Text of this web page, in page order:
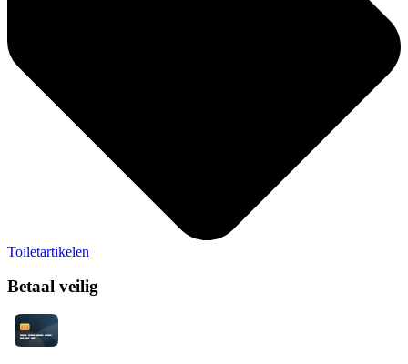
Toiletartikelen
Betaal veilig